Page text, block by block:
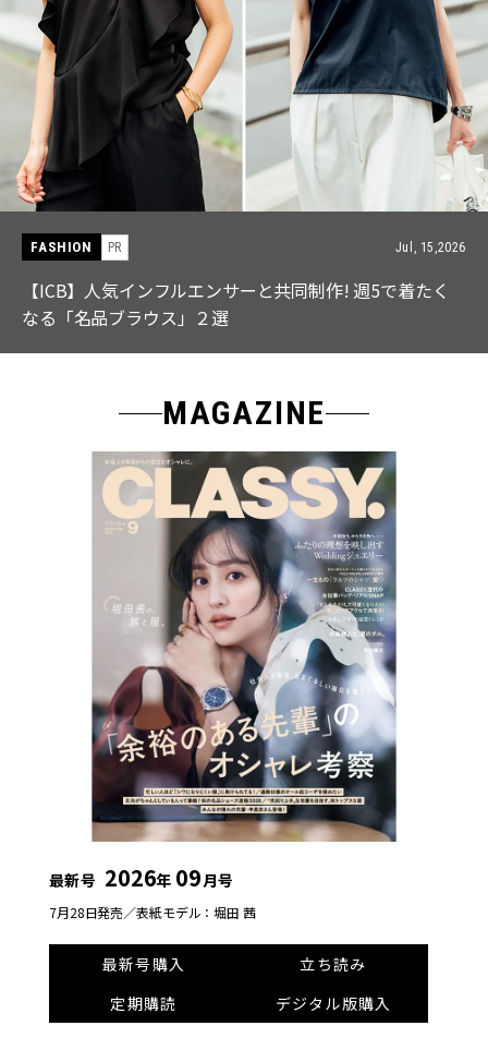
FASHION PR Jul, 15,2026
【ICB】人気インフルエンサーと共同制作! 週5で着たく
なる「名品ブラウス」２選
MAGAZINE
最新号 2026年 09月号
7月28日発売／表紙モデル：堀田 茜
最新号購入
立ち読み
定期購読
デジタル版購入